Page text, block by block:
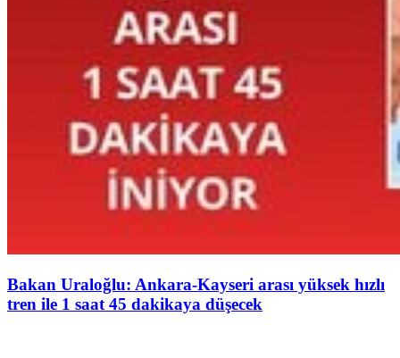
Bakan Uraloğlu: Ankara-Kayseri arası yüksek hızlı
tren ile 1 saat 45 dakikaya düşecek